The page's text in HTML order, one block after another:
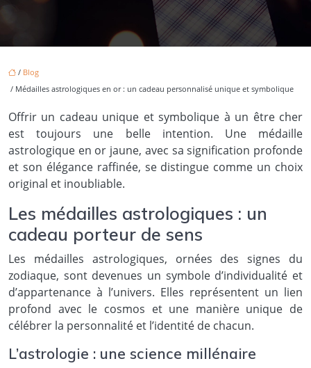
/ Blog
/ Médailles astrologiques en or : un cadeau personnalisé unique et symbolique
Offrir un cadeau unique et symbolique à un être cher
est toujours une belle intention. Une médaille
astrologique en or jaune, avec sa signification profonde
et son élégance raffinée, se distingue comme un choix
original et inoubliable.
Les médailles astrologiques : un
cadeau porteur de sens
Les médailles astrologiques, ornées des signes du
zodiaque, sont devenues un symbole d’individualité et
d’appartenance à l’univers. Elles représentent un lien
profond avec le cosmos et une manière unique de
célébrer la personnalité et l’identité de chacun.
L’astrologie : une science millénaire